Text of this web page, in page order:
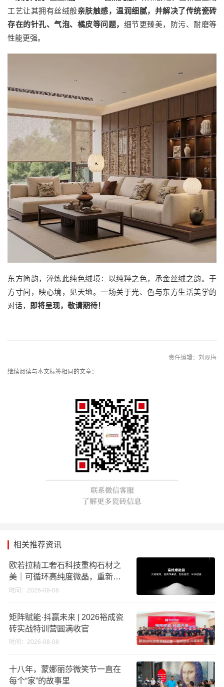
工艺让其拥有丝绒般亲肤触感，温润细腻，并解决了传统瓷砖
存在的针孔、气泡、橘皮等问题， 细节更臻美，防污、耐磨等
性能更强。
东方简韵，淬炼此纯色绒境：以纯粹之色，承金丝绒之韵。于
方寸间，映心境，见天地。一场关于光、色与东方生活美学的
对话，
即将呈现，敬请期待！
责任编辑：刘观梅
继续阅读与本文标签相同的文章：
相关推荐资讯
欧若拉精工奢石科技重构石材之
美｜可循环高纯度微晶，重新定
义高端奢石原料
时间：2026-08-08
矩阵赋能·抖赢未来 | 2026裕成瓷
砖实战特训营圆满收官
时间：2026-08-08
十八年，蒙娜丽莎微笑节一直在
每个“家”的故事里